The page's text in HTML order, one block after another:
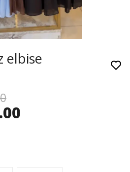
elbise